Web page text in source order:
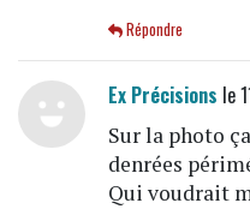
Répondre
Ex Précisions le
Sur la photo
denrées
Qui voudrait